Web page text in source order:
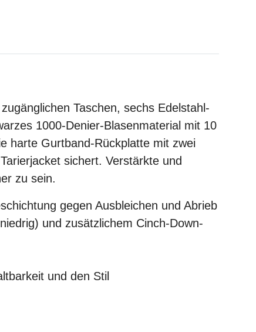
Taschen, sechs Edelstahl-
1000-Denier-Blasenmaterial mit 10
harte Gurtband-Rückplatte mit zwei
sichert. Verstärkte und
zu sein.
gegen Ausbleichen und Abrieb
und zusätzlichem Cinch-Down-
und den Stil